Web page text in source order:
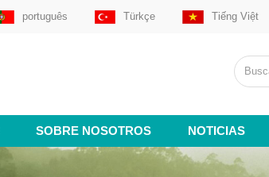
português Türkçe Tiếng Việt
SOBRE NOSOTROS NOTICIAS